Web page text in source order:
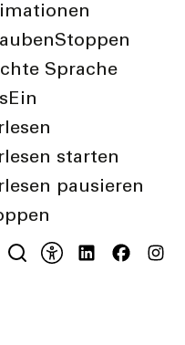
Stoppen
Sprache
Ein
starten
pausieren